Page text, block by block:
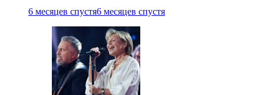
6 месяцев спустя6 месяцев спустя